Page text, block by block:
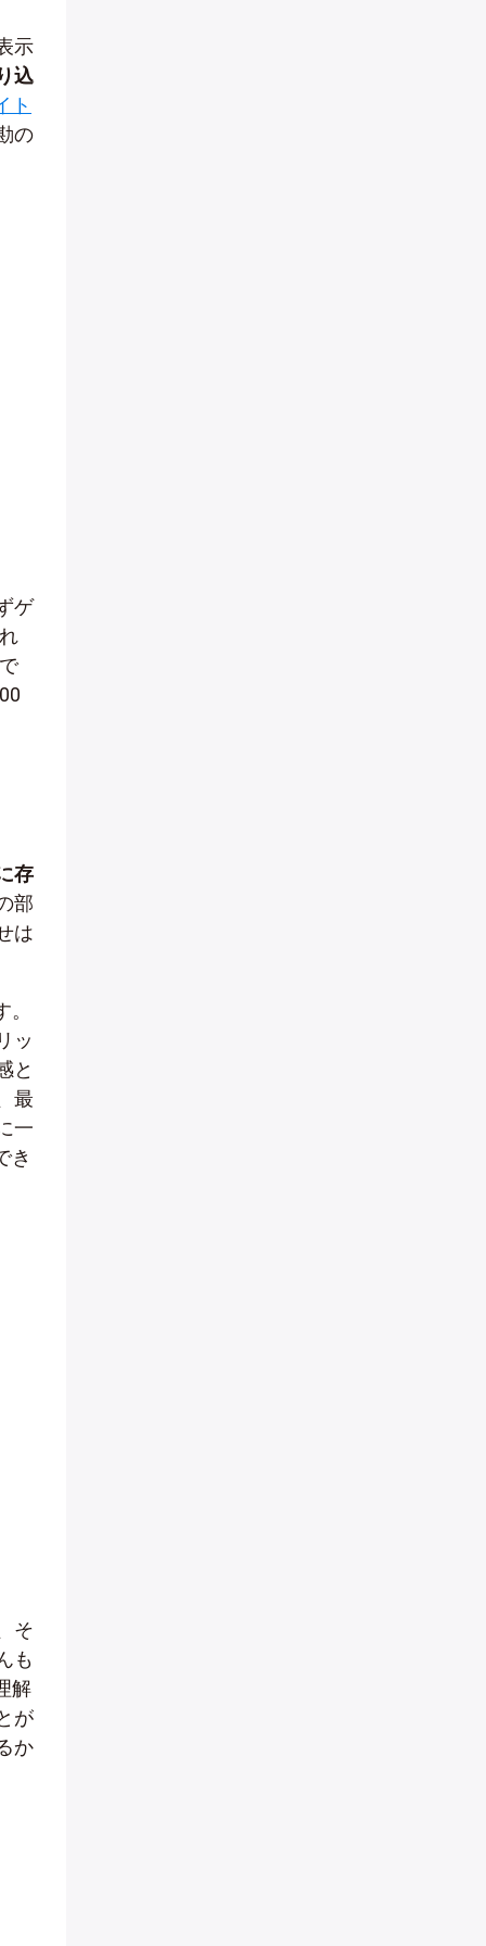
示
込
ト
の
ゲ
存
部
は
ッ
と
最
一
き
そ
も
解
が
か